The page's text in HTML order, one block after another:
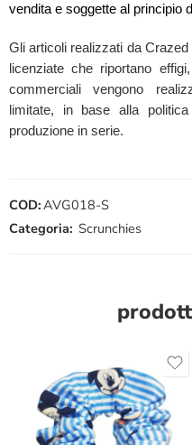
vendita e soggette al principio
Gli articoli realizzati da
licenziate che riportano
commerciali vengono
limitate, in base alla
produzione in serie.
COD:AVG018-S
Categoria: Scrunchies